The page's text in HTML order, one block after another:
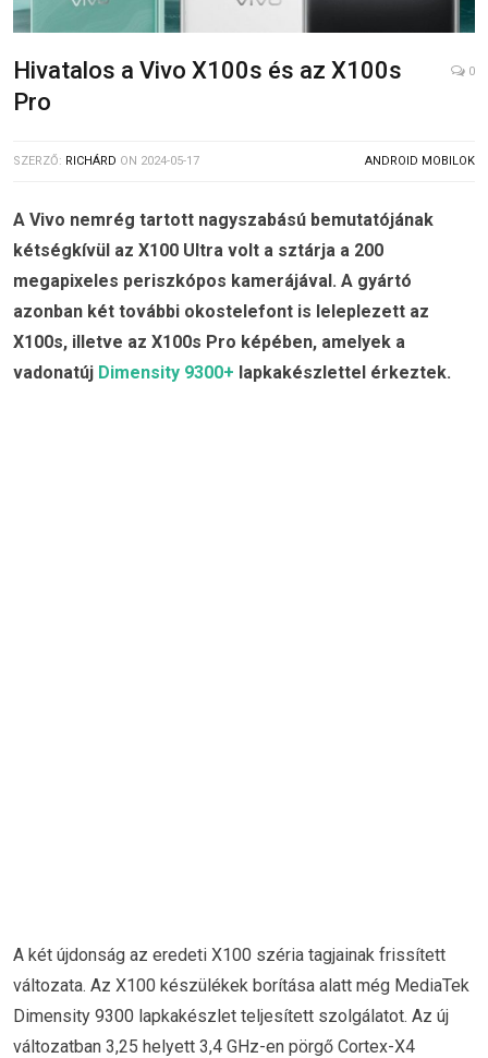
Hivatalos a Vivo X100s és az X100s
Pro
0
SZERZŐ: RICHÁRD ON 2024-05-17 ANDROID MOBILOK
A Vivo nemrég tartott nagyszabású bemutatójának
kétségkívül az X100 Ultra volt a sztárja a 200
megapixeles periszkópos kamerájával. A gyártó
azonban két további okostelefont is leleplezett az
X100s, illetve az X100s Pro képében, amelyek a
vadonatúj Dimensity 9300+ lapkakészlettel érkeztek.
A két újdonság az eredeti X100 széria tagjainak frissített
változata. Az X100 készülékek borítása alatt még MediaTek
Dimensity 9300 lapkakészlet teljesített szolgálatot. Az új
változatban 3,25 helyett 3,4 GHz-en pörgő Cortex-X4